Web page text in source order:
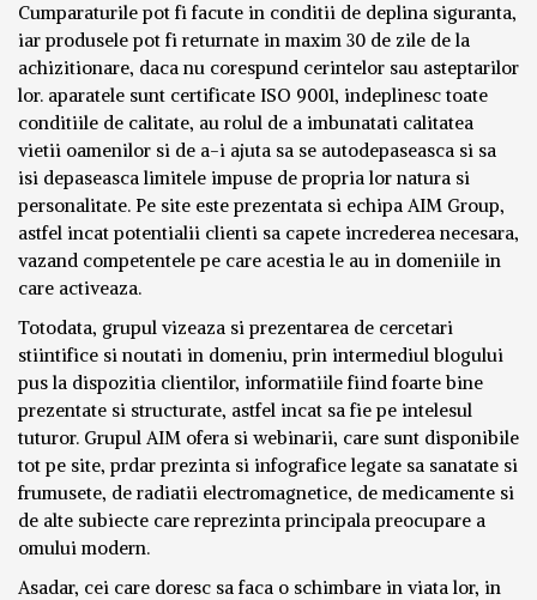
Cumparaturile pot fi facute in conditii de deplina siguranta,
iar produsele pot fi returnate in maxim 30 de zile de la
achizitionare, daca nu corespund cerintelor sau asteptarilor
lor. aparatele sunt certificate ISO 9001, indeplinesc toate
conditiile de calitate, au rolul de a imbunatati calitatea
vietii oamenilor si de a-i ajuta sa se autodepaseasca si sa
isi depaseasca limitele impuse de propria lor natura si
personalitate. Pe site este prezentata si echipa AIM Group,
astfel incat potentialii clienti sa capete increderea necesara,
vazand competentele pe care acestia le au in domeniile in
care activeaza.
Totodata, grupul vizeaza si prezentarea de cercetari
stiintifice si noutati in domeniu, prin intermediul blogului
pus la dispozitia clientilor, informatiile fiind foarte bine
prezentate si structurate, astfel incat sa fie pe intelesul
tuturor. Grupul AIM ofera si webinarii, care sunt disponibile
tot pe site, prdar prezinta si infografice legate sa sanatate si
frumusete, de radiatii electromagnetice, de medicamente si
de alte subiecte care reprezinta principala preocupare a
omului modern.
Asadar, cei care doresc sa faca o schimbare in viata lor, in